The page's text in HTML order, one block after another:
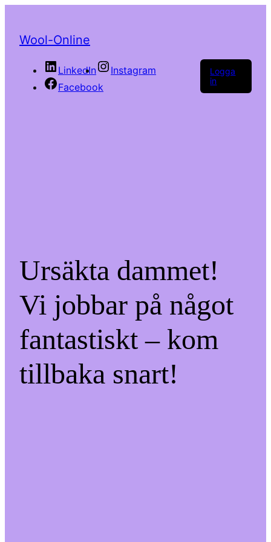
Wool-Online
LinkedIn
Instagram
Facebook
Logga
in
Ursäkta dammet!
Vi jobbar på något
fantastiskt – kom
tillbaka snart!